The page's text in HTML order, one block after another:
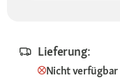
Lieferung:
Nicht verfügbar